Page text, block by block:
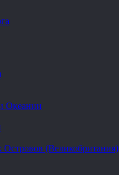
Океании
(Великобритания)